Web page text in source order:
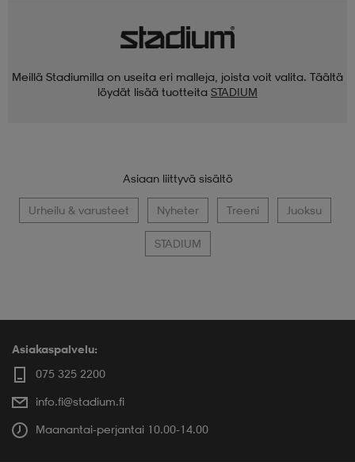
Meillä Stadiumilla on useita eri malleja, joista voit valita. Täältä
löydät lisää tuotteita STADIUM
Asiaan liittyvä sisältö
Urheilu & varusteet Nyheter Treeni Juoksu
STADIUM
Asiakaspalvelu:
075 325 2200
info.fi@stadium.fi
Maanantai-perjantai 10.00-14.00